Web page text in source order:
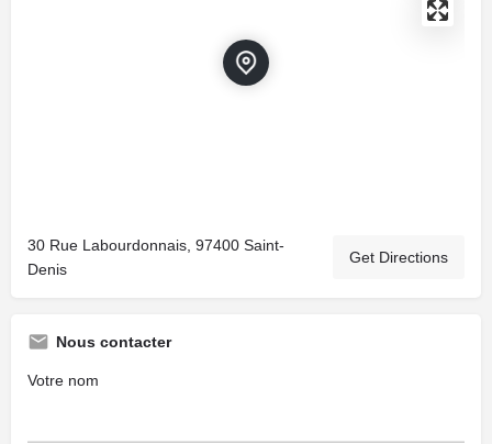
30 Rue Labourdonnais, 97400 Saint-
Denis
Get Directions
Nous contacter
Votre nom